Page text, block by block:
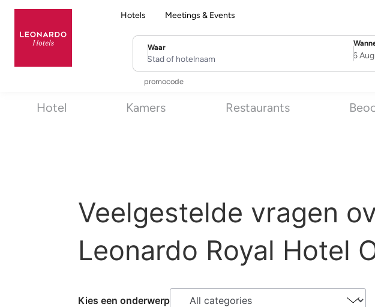
Hotels Meetings & Events
Waar
Stad of hotelnaam 6 Aug
promocode
Hotel Kamers Restaurants
Veelgestelde vragen
Leonardo Royal Hotel
Kies een onderwerp